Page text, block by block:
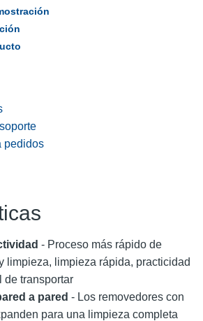
pedidos
- Proceso más rápido de
limpieza, limpieza rápida, practicidad
de transportar​
a pared - Los removedores con
para una limpieza completa